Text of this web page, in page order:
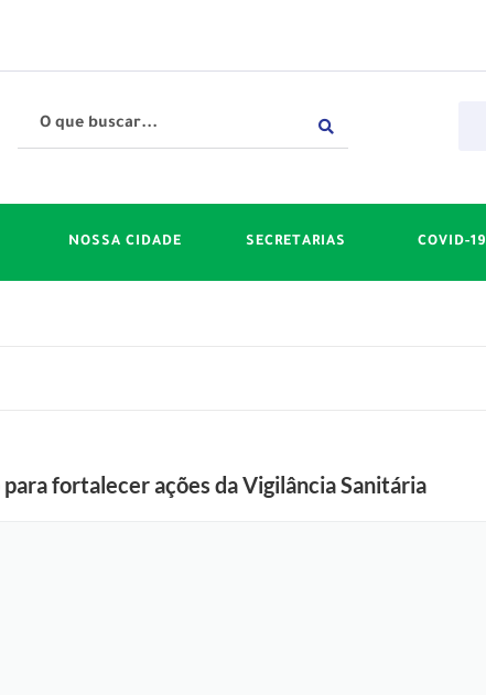
NOSSA CIDADE SECRETARIAS COVID-19
fortalecer ações da Vigilância Sanitária